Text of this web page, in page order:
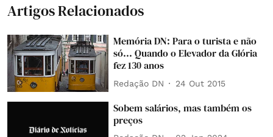
Artigos Relacionados
Memória DN: Para o turista e não
só... Quando o Elevador da Glória
fez 130 anos
Redação DN 24 Out 2015
Sobem salários, mas também os
preços